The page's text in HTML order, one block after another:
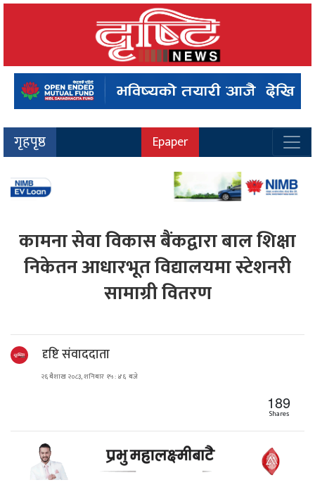
गृहपृष्ठ Epaper
कामना सेवा विकास बैंकद्वारा बाल शिक्षा
निकेतन आधारभूत विद्यालयमा स्टेशनरी
सामाग्री वितरण
दृष्टि संवाददाता
२६ बैशाख २०८३, शनिबार १५ : ४६ बजे
189
Shares